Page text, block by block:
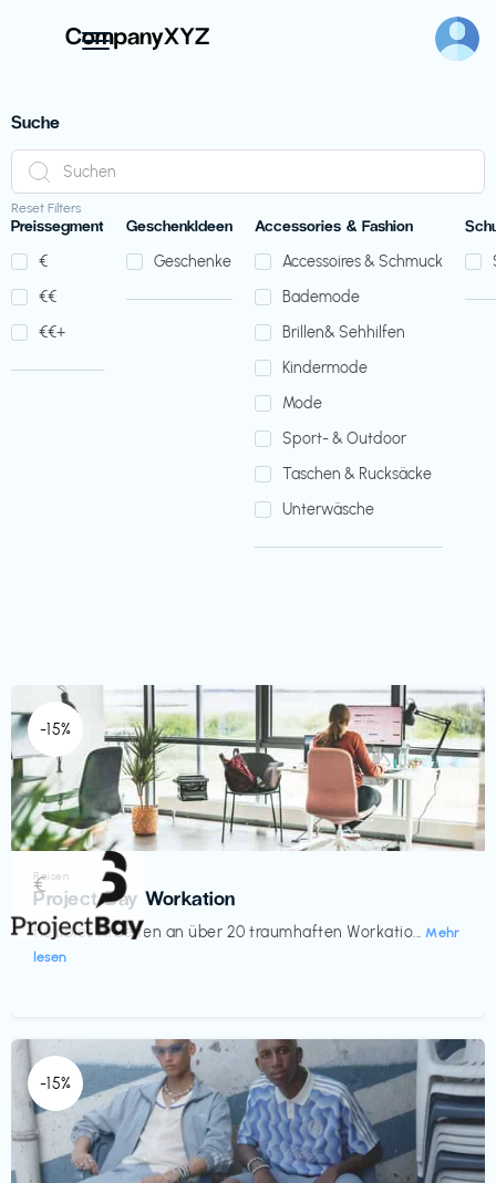
Suche
Reset Filters
Preissegment
€‎
€‎€‎
€‎€‎+
GeschenkIdeen
Geschenke
Accessories & Fashion
Accessoires & Schmuck
Bademode
Brillen& Sehhilfen
Kindermode
Mode
Sport- & Outdoor
Taschen & Rucksäcke
Unterwäsche
-15%
Reisen
Project Bay Workation
flexibles Arbeiten an über 20 traumhaften Workatio... Mehr
lesen
€‎
-15%